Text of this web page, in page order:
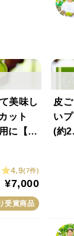
美味し
ット
に【贈
4.9(7件)
¥7,000
受賞商品
皮
い
(約